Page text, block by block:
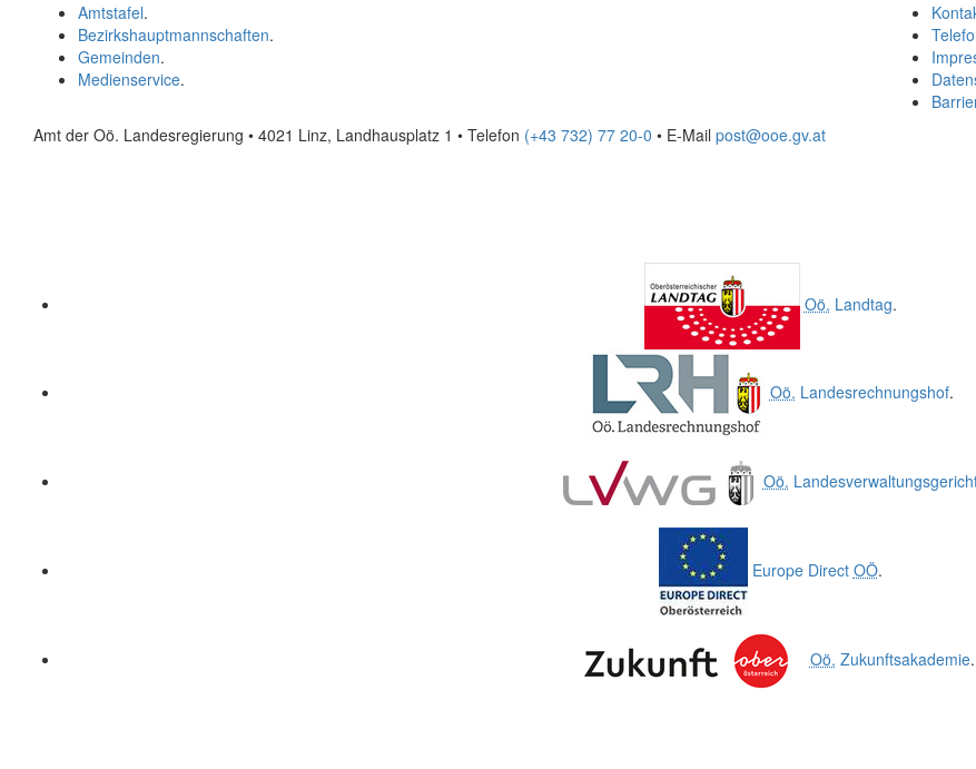
Amtstafel.
Bezirkshauptmannschaften.
Gemeinden.
Medienservice.
Amt der Oö. Landesregierung • 4021 Linz, Landhausplatz 1 • Telefon (+43 732) 77 20-0 • E-Mail post@ooe.gv.at
Oö. Landtag.
Oö. Landesrechnungshof.
Oö.
Europe Direct OÖ.
Oö. Zukunftsakademie.